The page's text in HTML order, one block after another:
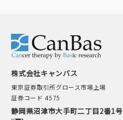
株式会社キャンバス
東京証券取引所グロース市場上場
証券コード 4575
静岡県沼津市大手町二丁目2番1号